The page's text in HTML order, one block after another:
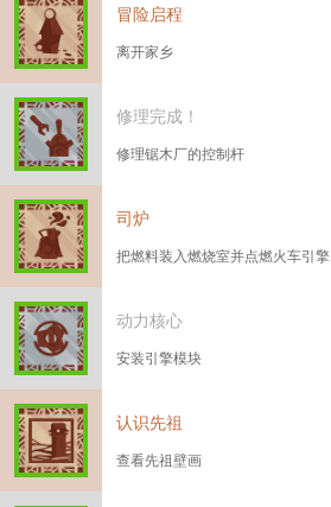
冒险启程
离开家乡
修理完成！
修理锯木厂的控制杆
司炉
把燃料装入燃烧室并点燃火车引擎
动力核心
安装引擎模块
认识先祖
查看先祖壁画